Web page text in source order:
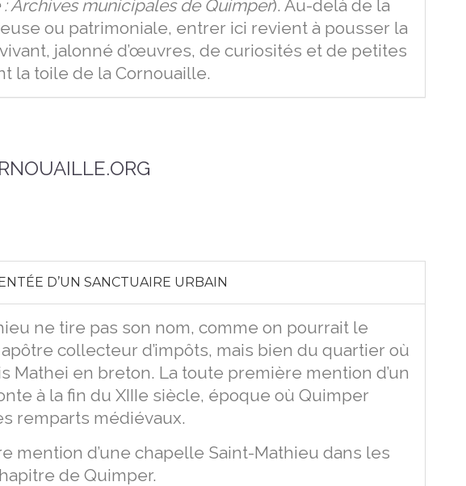
: Archives municipales de Quimper). Au-delà de la
ou patrimoniale, entrer ici revient à pousser la
jalonné d’œuvres, de curiosités et de petites
la toile de la Cornouaille.
D’UN SANCTUAIRE URBAIN
ne tire pas son nom, comme on pourrait le
collecteur d’impôts, mais bien du quartier où
Mathei en breton. La toute première mention d’un
à la fin du XIIIe siècle, époque où Quimper
remparts médiévaux.
mention d’une chapelle Saint-Mathieu dans les
de Quimper.